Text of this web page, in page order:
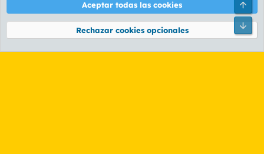
Términos y reglas Política de privacidad Ayuda
Community platform by XenForo® © 2010-2026 XenForo Ltd.
Aceptar todas las cookies
Rechazar cookies opcionales
Pie